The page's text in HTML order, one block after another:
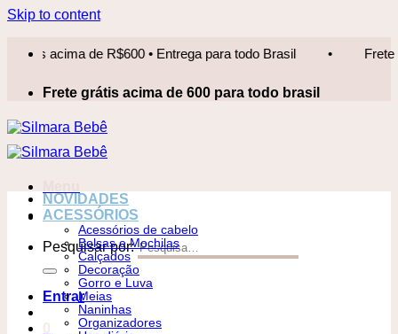
Skip to content
acima de R$600 • Entrega para todo Brasil • Frete grátis
Frete grátis acima de 600 para todo brasil
Pesquisar por:
Entrar
NOVIDADES
ACESSÓRIOS
Acessórios de cabelo
Bolsas e Mochilas
Calçados
Decoração
Gorro e Luva
Meias
Naninhas
Organizadores